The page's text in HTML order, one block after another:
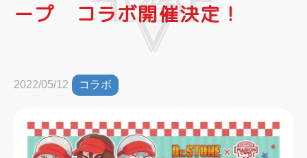
ープ コラボ開催決定！
2022/05/12 コラボ